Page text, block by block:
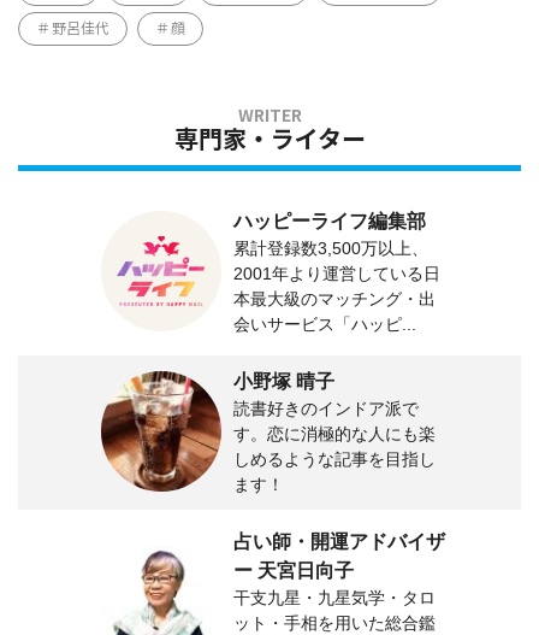
野呂佳代 顔
専門家・ライター
ハッピーライフ編集部
累計登録数3,500万以上、
2001年より運営している日
本最大級のマッチング・出
会いサービス「ハッピ...
小野塚 晴子
読書好きのインドア派で
す。恋に消極的な人にも楽
しめるような記事を目指し
ます！
占い師・開運アドバイザ
ー 天宮日向子
干支九星・九星気学・タロ
ット・手相を用いた総合鑑